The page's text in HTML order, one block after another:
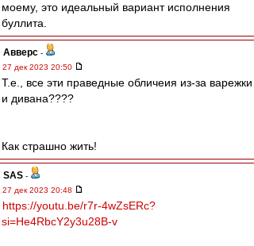
моему, это идеальный вариант исполнения
буллита.
Авверс -
27 дек 2023 20:50
Т.е., все эти праведные обличеия из-за варежки
и дивана????
Как страшно жить!
SAS -
27 дек 2023 20:48
https://youtu.be/r7r-4wZsERc?
si=He4RbcY2y3u28B-v